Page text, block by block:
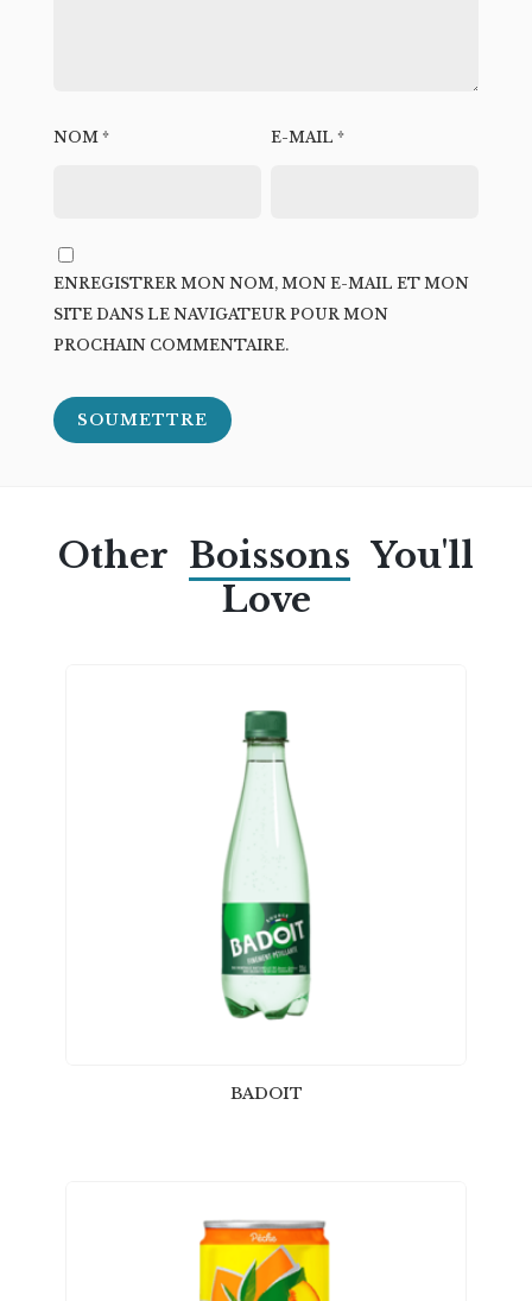
NOM * E-MAIL *
ENREGISTRER MON NOM, MON E-MAIL ET MON
SITE DANS LE NAVIGATEUR POUR MON
PROCHAIN COMMENTAIRE.
Other Boissons You'll
Love
BADOIT